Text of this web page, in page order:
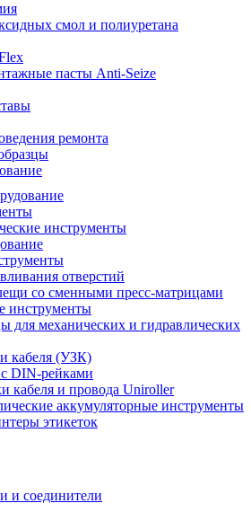
смол и полиуретана
пасты Anti-Seize
ремонта
инструменты
отверстий
со сменными пресс-матрицами
инструменты
для механических и гидравлических
кабеля (УЗК)
с DIN-рейками
кабеля и провода Uniroller
аккумуляторные инструменты
этикеток
и соединители